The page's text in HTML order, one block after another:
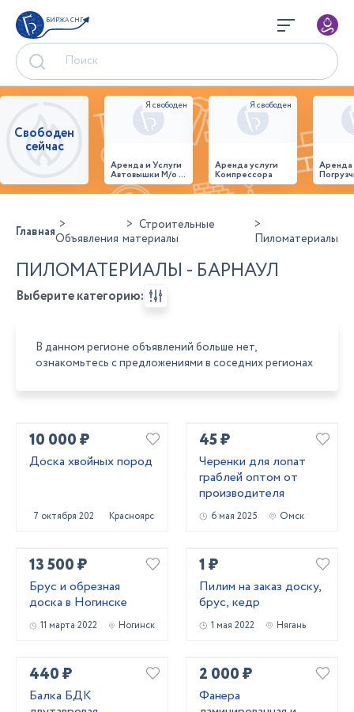
БИРЖА СНГ
Свободен
сейчас
Аренда и Услуги
Автовышки М/о г.
Домодедово
26,28,32 место
Аренда услуги
Компрессора
ГлавнаяОбъявления
Строительные
материалы
Пиломатериалы
ПИЛОМАТЕРИАЛЫ - БАРНАУЛ
Выберите категорию:
В данном регионе объявлений больше нет,
ознакомьтесь с предложениями в соседних регионах
10 000 ₽
Доска хвойных пород
7 октября 2022 Красноярск
45 ₽
Черенки для лопат
граблей оптом от
производителя
6 мая 2025 Омск
13 500 ₽
Брус и обрезная
доска в Ногинске
11 марта 2022 Ногинск
1 ₽
Пилим на заказ доску,
брус, кедр
1 мая 2022 Нягань
440 ₽
Балка БДК
2 000 ₽
Фанера